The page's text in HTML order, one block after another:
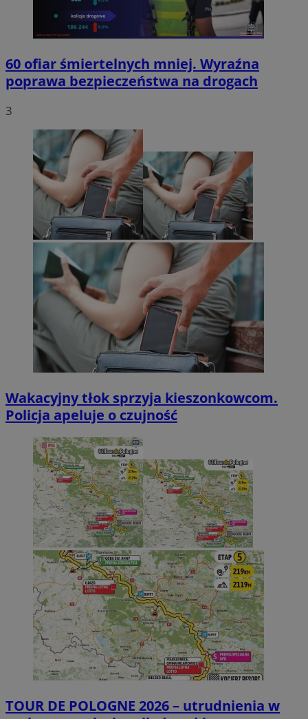
60 ofiar śmiertelnych mniej. Wyraźna
poprawa bezpieczeństwa na drogach
3
Wakacyjny tłok sprzyja kieszonkowcom.
Policja apeluje o czujność
TOUR DE POLOGNE 2026 – utrudnienia w